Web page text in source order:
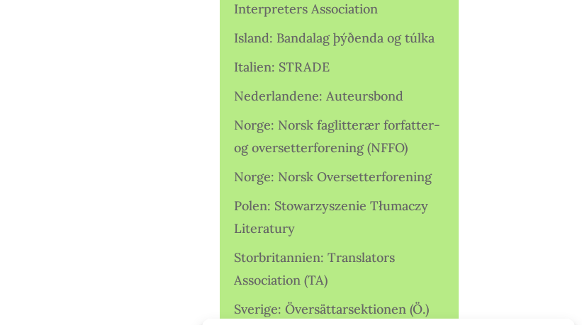
Interpreters Association
Island: Bandalag þýðenda og túlka
Italien: STRADE
Nederlandene: Auteursbond
Norge: Norsk faglitterær forfatter-
og oversetterforening (NFFO)
Norge: Norsk Oversetterforening
Polen: Stowarzyszenie Tłumaczy
Literatury
Storbritannien: Translators
Association (TA)
Sverige: Översättarsektionen (Ö.)